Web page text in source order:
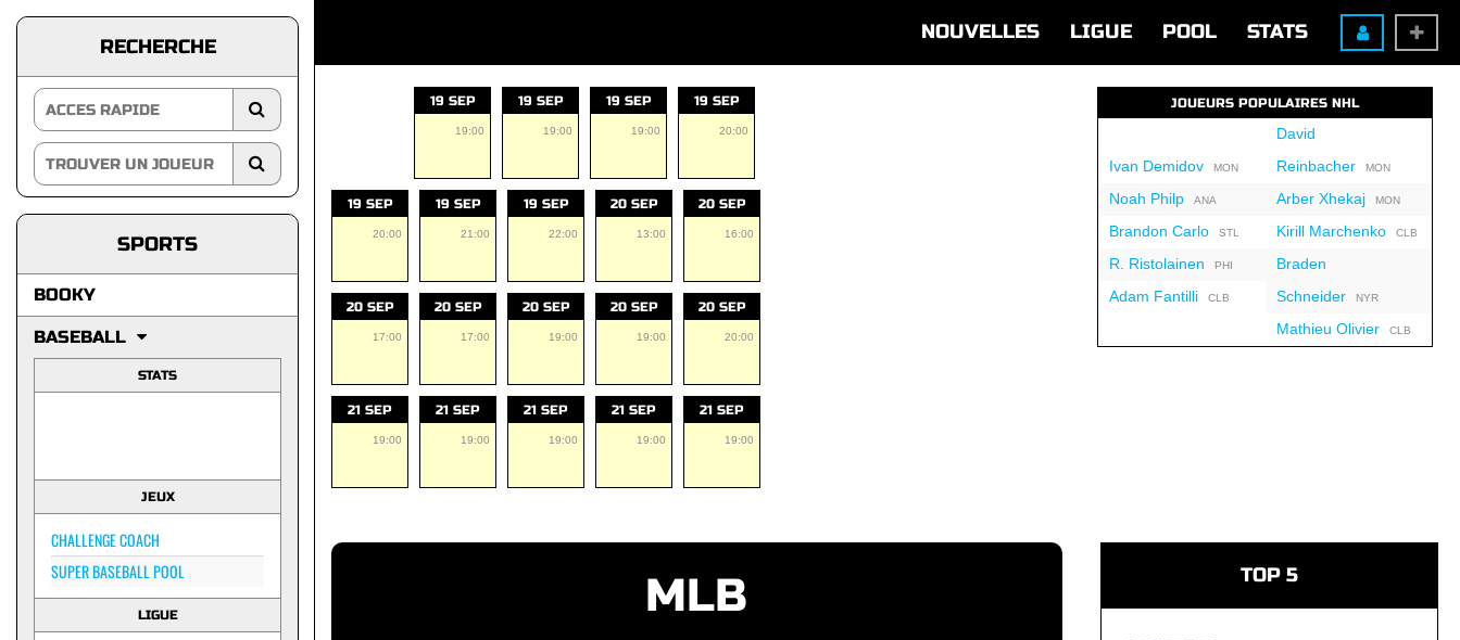
NOUVELLES LIGUE POOL STATS
RECHERCHE
SPORTS
BOOKY
BASEBALL
STATS
JEUX
CHALLENGE COACH
SUPER BASEBALL POOL
LIGUE
19 SEP
19:00
19 SEP
19:00
19 SEP
19:00
19 SEP
20:00
19 SEP
20:00
19 SEP
21:00
19 SEP
22:00
20 SEP
13:00
20 SEP
16:00
20 SEP
17:00
20 SEP
17:00
20 SEP
19:00
20 SEP
19:00
20 SEP
20:00
21 SEP
19:00
21 SEP
19:00
21 SEP
19:00
21 SEP
19:00
21 SEP
19:00
JOUEURS POPULAIRES NHL
Ivan DemidovMON
Noah PhilpANA
Brandon CarloSTL
R. Ristolainen PHI
Adam FantilliCLB
David
ReinbacherMON
Arber XhekajMON
Kirill MarchenkoCLB
Braden
SchneiderNYR
Mathieu OlivierCLB
MLB TOP 5